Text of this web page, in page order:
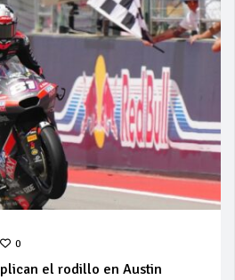
0
el rodillo en Austin